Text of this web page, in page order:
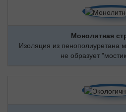
Монолитная
Изоляция из пенополиуретана
не образует